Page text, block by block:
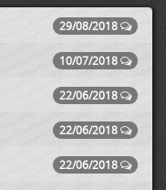
29/08/2018
10/07/2018
22/06/2018
22/06/2018
22/06/2018